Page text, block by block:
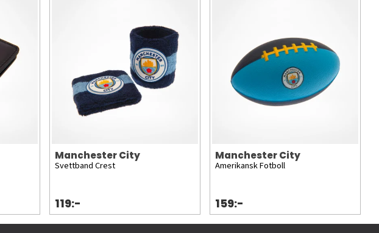
Manchester City
Svettband Crest
119:-
Manchester City
Amerikansk Fotboll
159:-